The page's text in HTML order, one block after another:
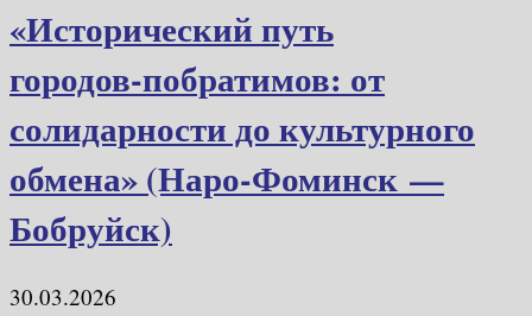
«Исторический путь
городов‑побратимов: от
солидарности до культурного
обмена» (Наро‑Фоминск —
Бобруйск)
30.03.2026